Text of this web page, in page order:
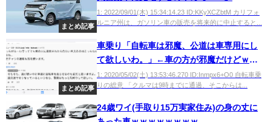
まとめ記事
1: 2022/09/01(木) 15:34:14.23 ID:KKyXCZbtM カリフォ
ルニア州は、ガソリン車の販売を将来的に中止すると...
まとめ記事
車乗り「自転車は邪魔、公道は車専用にし
て欲しいわ。」←車の方が邪魔だけどｗｗ
ｗｗｗｗｗ
1: 2020/05/02(土) 13:53:46.270 ID:Inmpx6+O0 自転車乗
りの総意 「クルマは9時までに通過、そこからは...
24歳ワイ(手取り15万実家住み)の身の丈に